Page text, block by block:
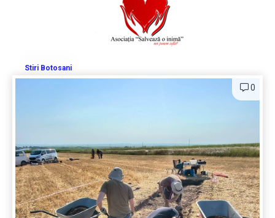
Stiri Botosani
0